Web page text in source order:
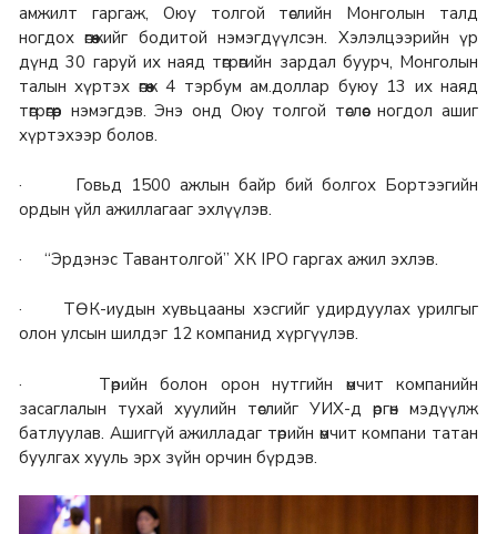
амжилт гаргаж, Оюу толгой төслийн Монголын талд
ногдох өгөөжийг бодитой нэмэгдүүлсэн. Хэлэлцээрийн үр
дүнд 30 гаруй их наяд төгрөгийн зардал буурч, Монголын
талын хүртэх өгөөж 4 тэрбум ам.доллар буюу 13 их наяд
төгрөгөөр нэмэгдэв. Энэ онд Оюу толгой төслөөс ногдол ашиг
хүртэхээр болов.
· Говьд 1500 ажлын байр бий болгох Бортээгийн
ордын үйл ажиллагааг эхлүүлэв.
· “Эрдэнэс Тавантолгой” ХК IPO гаргах ажил эхлэв.
· ТӨК-иудын хувьцааны хэсгийг удирдуулах урилгыг
олон улсын шилдэг 12 компанид хүргүүлэв.
· Төрийн болон орон нутгийн өмчит компанийн
засаглалын тухай хуулийн төслийг УИХ-д өргөн мэдүүлж
батлуулав. Ашиггүй ажилладаг төрийн өмчит компани татан
буулгах хууль эрх зүйн орчин бүрдэв.